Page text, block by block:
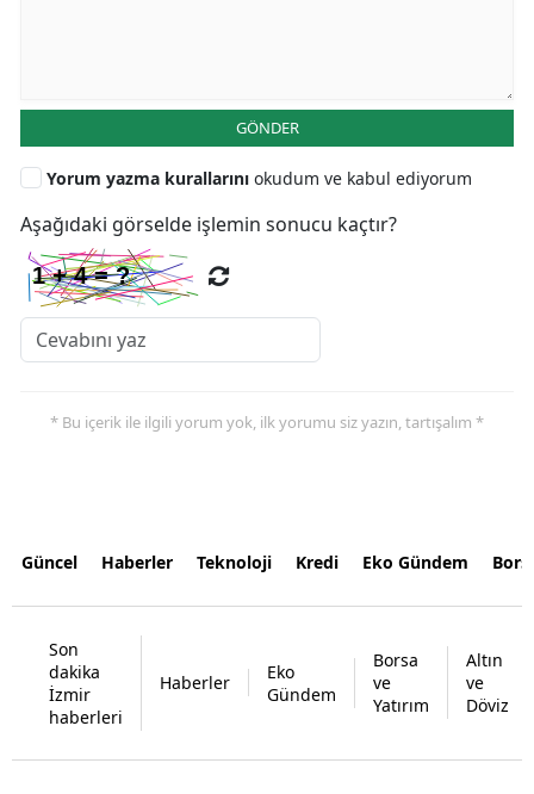
GÖNDER
Yorum yazma kurallarını okudum ve kabul ediyorum
Aşağıdaki görselde işlemin sonucu kaçtır?
* Bu içerik ile ilgili yorum yok, ilk yorumu siz yazın, tartışalım *
Güncel Haberler Teknoloji Kredi Eko Gündem
Son
dakika
İzmir
haberleri
Haberler
Eko
Gündem
Borsa
ve
Yatırım
Altın
ve
Döviz